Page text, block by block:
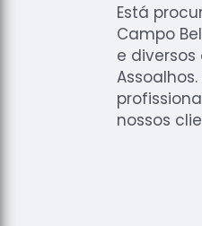
Está
Campo
e
nossos